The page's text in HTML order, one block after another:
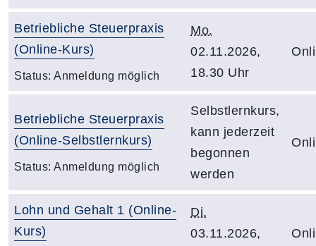
Betriebliche Steuerpraxis
(Online-Kurs)
Status: Anmeldung möglich
Mo.
02.11.2026,
18.30 Uhr
Betriebliche Steuerpraxis
(Online-Selbstlernkurs)
Status: Anmeldung möglich
Selbstlernkurs,
kann jederzeit
begonnen
werden
Lohn und Gehalt 1 (Online-
Kurs)
Di.
03.11.2026,